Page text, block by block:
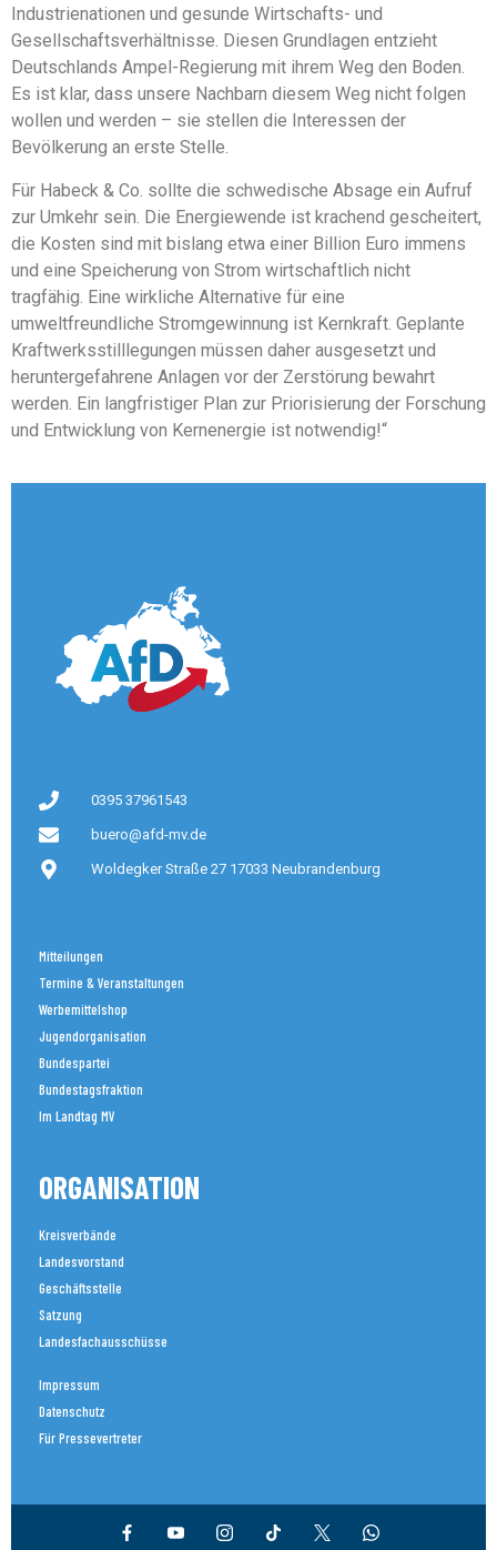
Industrienationen und gesunde Wirtschafts- und
Gesellschaftsverhältnisse. Diesen Grundlagen entzieht
Deutschlands Ampel-Regierung mit ihrem Weg den Boden.
Es ist klar, dass unsere Nachbarn diesem Weg nicht folgen
wollen und werden – sie stellen die Interessen der
Bevölkerung an erste Stelle.
Für Habeck & Co. sollte die schwedische Absage ein Aufruf
zur Umkehr sein. Die Energiewende ist krachend gescheitert,
die Kosten sind mit bislang etwa einer Billion Euro immens
und eine Speicherung von Strom wirtschaftlich nicht
tragfähig. Eine wirkliche Alternative für eine
umweltfreundliche Stromgewinnung ist Kernkraft. Geplante
Kraftwerksstilllegungen müssen daher ausgesetzt und
heruntergefahrene Anlagen vor der Zerstörung bewahrt
werden. Ein langfristiger Plan zur Priorisierung der Forschung
und Entwicklung von Kernenergie ist notwendig!“
0395 37961543
buero@afd-mv.de
Woldegker Straße 27 17033 Neubrandenburg
Mitteilungen
Termine & Veranstaltungen
Werbemittelshop
Jugendorganisation
Bundespartei
Bundestagsfraktion
Im Landtag MV
ORGANISATION
Kreisverbände
Landesvorstand
Geschäftsstelle
Satzung
Landesfachausschüsse
Impressum
Datenschutz
Für Pressevertreter